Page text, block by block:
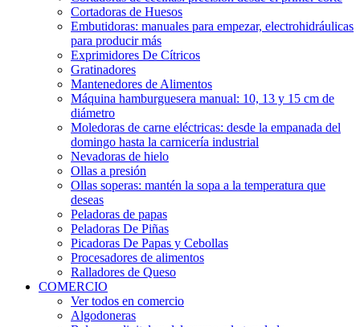
Cortadoras de Huesos
Embutidoras: manuales para empezar, electrohidráulicas
para producir más
Exprimidores De Cítricos
Gratinadores
Mantenedores de Alimentos
Máquina hamburguesera manual: 10, 13 y 15 cm de
diámetro
Moledoras de carne eléctricas: desde la empanada del
domingo hasta la carnicería industrial
Nevadoras de hielo
Ollas a presión
Ollas soperas: mantén la sopa a la temperatura que
deseas
Peladoras de papas
Peladoras De Piñas
Picadoras De Papas y Cebollas
Procesadores de alimentos
Ralladores de Queso
COMERCIO
Ver todos en comercio
Algodoneras